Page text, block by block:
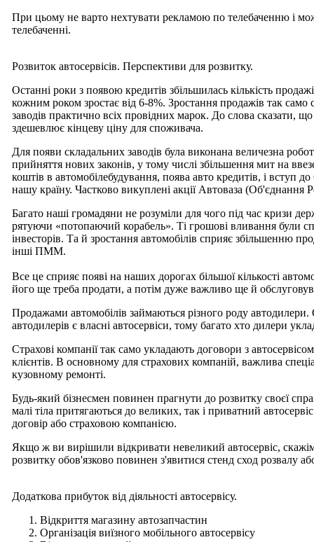
При цьому не варто нехтувати рекламою по телебаченню і
телебаченні.
Розвиток автосервісів. Перспективи для розвитку.
Останні роки з появою кредитів збільшилась кількість
кожним роком зростає від 6-8%. Зростання продажів так само
заводів практично всіх провідних марок. До слова сказати, що
здешевлює кінцеву ціну для споживача.
Для появи складальних заводів була виконана величезна
прийняття нових законів, у тому числі збільшення мит на
коштів в автомобілебудування, поява авто кредитів, і вступ
нашу країну. Частково викуплені акції Автоваза (Об'єднання
Багато наші громадяни не розуміли для чого під час кризи
рятуючи «потопаючий корабель». Ті грошові вливання були
інвесторів. Та й зростання автомобілів сприяє збільшенню
інші ПММ.
Все це сприяє появі на наших дорогах більшої кількості
його ще треба продати, а потім дуже важливо ще й
Продажами автомобілів займаються різного роду автодилери.
автодилерів є власні автосервіси, тому багато хто дилери
Страхові компанії так само укладають договори з
клієнтів. В основному для страхових компаній, важлива
кузовному ремонті.
Будь-який бізнесмен повинен прагнути до розвитку своєї
малі тіла притягаються до великих, так і приватний
договір або страховою компанією.
Якщо ж ви вирішили відкривати невеликий автосервіс,
розвитку обов'язково повинен з'явитися стенд сход розвалу
Додаткова прибуток від діяльності автосервісу.
Відкриття магазину автозапчастин
Організація виїзного мобільного автосервісу